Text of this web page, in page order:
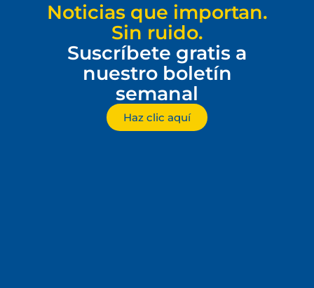
Noticias que importan.
Sin ruido.
Suscríbete gratis a
nuestro boletín
semanal
Haz clic aquí